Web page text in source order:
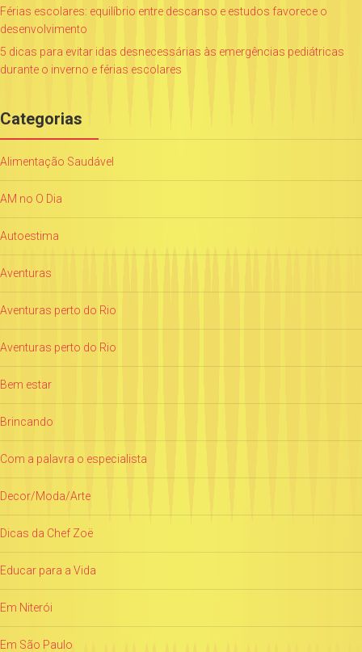
Férias escolares: equilíbrio entre descanso e estudos favorece o
desenvolvimento
5 dicas para evitar idas desnecessárias às emergências pediátricas
durante o inverno e férias escolares
Categorias
Alimentação Saudável
AM no O Dia
Autoestima
Aventuras
Aventuras perto do Rio
Aventuras perto do Rio
Bem estar
Brincando
Com a palavra o especialista
Decor/Moda/Arte
Dicas da Chef Zoë
Educar para a Vida
Em Niterói
Em São Paulo